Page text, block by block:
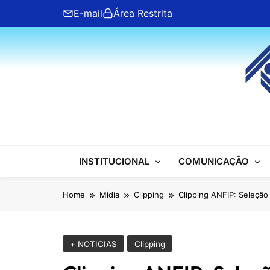
content
E-mail Área Restrita
ANFIP Nacional
INSTITUCIONAL COMUNICAÇÃO
Home Mídia Clipping Clipping ANFIP:
+ NOTICIAS Clipping